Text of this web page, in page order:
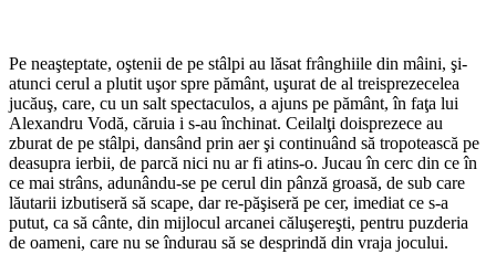
Pe neaşteptate, oştenii de pe stâlpi au lăsat frânghiile din mâini, şi-
atunci cerul a plutit uşor spre pământ, uşurat de al treisprezecelea
jucăuş, care, cu un salt spectaculos, a ajuns pe pământ, în faţa lui
Alexandru Vodă, căruia i s-au închinat. Ceilalţi doisprezece au
zburat de pe stâlpi, dansând prin aer şi continuând să tropotească pe
deasupra ierbii, de parcă nici nu ar fi atins-o. Jucau în cerc din ce în
ce mai strâns, adunându-se pe cerul din pânză groasă, de sub care
lăutarii izbutiseră să scape, dar re-păşiseră pe cer, imediat ce s-a
putut, ca să cânte, din mijlocul arcanei căluşereşti, pentru puzderia
de oameni, care nu se îndurau să se desprindă din vraja jocului.